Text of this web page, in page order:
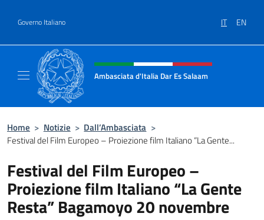
Governo Italiano IT EN
Intestazione sito, social e menù
Ambasciata d'Italia Dar Es Salaam
Home > Notizie > Dall’Ambasciata >
Festival del Film Europeo – Proiezione film Italiano “La Gente...
Festival del Film Europeo –
Proiezione film Italiano “La Gente
Resta” Bagamoyo 20 novembre